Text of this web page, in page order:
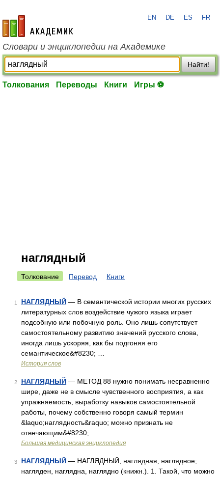
academic.ru
EN DE ES FR
Словари и энциклопедии на Академике
Найти!
Толкования Переводы Книги Игры ⚽
наглядный
Толкование Перевод Книги
1 НАГЛЯДНЫЙ — В семантической истории многих русских
литературных слов воздействие чужого языка играет
подсобную или побочную роль. Оно лишь сопутствует
самостоятельному развитию значений русского слова,
иногда лишь ускоряя, как бы подгоняя его
семантическое&#8230; …
История слов
2 НАГЛЯДНЫЙ — МЕТОД 88 нужно понимать несравненно
шире, даже не в смысле чувственного восприятия, а как
упражняемость, выработку навыков самостоятельной
работы, почему собственно говоря самый термин
&laquo;наглядность&raquo; можно признать не
отвечающим&#8230; …
Большая медицинская энциклопедия
3 НАГЛЯДНЫЙ — НАГЛЯДНЫЙ, наглядная, наглядное;
нагляден, наглядна, наглядно (книжн.). 1. Такой, что можно